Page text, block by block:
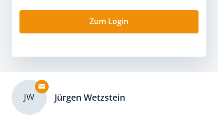
Zum Login
JW Jürgen Wetzstein